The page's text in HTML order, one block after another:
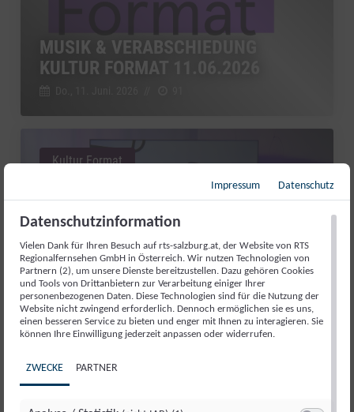
MUSIK & VERABSCHIEDUNG
KULTUR FORMAT 11.06.2026
IGENEM STUDIO: SEPP G
APPMAIER IM TALK
Kultur Format
Impressum Datenschutz
Datenschutzinformation
Vielen Dank für Ihren Besuch auf rts-salzburg.at, der Website von RTS
Regionalfernsehen GmbH in Österreich. Wir nutzen Technologien von
Partnern (2), um unsere Dienste bereitzustellen. Dazu gehören Cookies
und Tools von Drittanbietern zur Verarbeitung einiger Ihrer
personenbezogenen Daten. Diese Technologien sind für die Nutzung der
Website nicht zwingend erforderlich. Dennoch ermöglichen sie es uns,
einen besseren Service zu bieten und enger mit Ihnen zu interagieren. Sie
können Ihre Einwilligung jederzeit anpassen oder widerrufen.
ZWECKE PARTNER